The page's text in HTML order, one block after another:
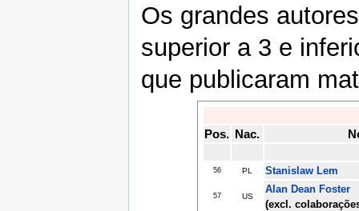
Os grandes
superior a 3 e
que publicaram
Pos. Nac.
56 PL Stanislaw Lem
57 US
Alan Dean Foster
(excl.